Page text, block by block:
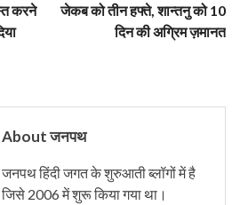
करने
जेकब को तीन हफ्ते, शान्‍तनु को 10
दिन की अग्रिम ज़मानत
About जनपथ
जनपथ हिंदी जगत के शुरुआती ब्लॉगों में है
जिसे 2006 में शुरू किया गया था।